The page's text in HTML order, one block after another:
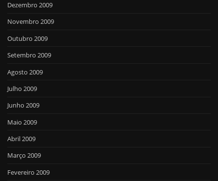
Dezembro 2009
Novembro 2009
Outubro 2009
Setembro 2009
Agosto 2009
Julho 2009
Junho 2009
Maio 2009
Abril 2009
Março 2009
Fevereiro 2009